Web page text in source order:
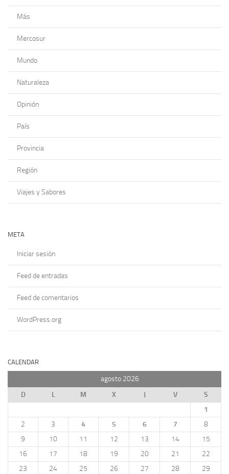
Más
Mercosur
Mundo
Naturaleza
Opinión
País
Provincia
Región
Viajes y Sabores
META
Iniciar sesión
Feed de entradas
Feed de comentarios
WordPress.org
CALENDAR
agosto 2026
D
L M X J V
S
1
2
3 4 5 6 7
8
9
10 11 12 13 14
15
16
17 18 19 20 21
22
23
24 25 26 27 28
29